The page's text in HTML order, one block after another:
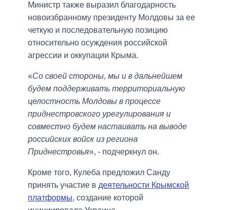
Министр также выразил благодарность
новоизбранному президенту Молдовы за ее
четкую и последовательную позицию
относительно осуждения российской
агрессии и оккупации Крыма.
«Со своей стороны, мы и в дальнейшем
будем поддерживать территориальную
целостность Молдовы в процессе
приднестровского урегулирования и
совместно будем настаивать на выводе
российских войск из региона
Приднестровья», - подчеркнул он.
Кроме того, Кулеба предложил Санду
принять участие в деятельности Крымской
платформы, создание которой